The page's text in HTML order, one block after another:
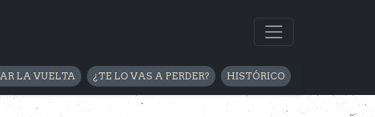
LA VUELTA ¿TE LO VAS A PERDER? HISTÓRICO